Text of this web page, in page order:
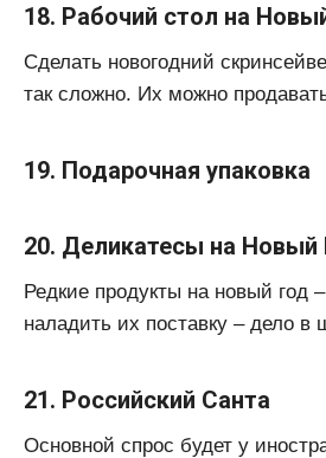
18. Рабочий стол на
Сделать новогодний
так сложно. Их можно
19. Подарочная упаковка
20. Деликатесы на Новый
Редкие продукты на новый год
наладить их поставку – дело в
21. Российский Санта
Основной спрос будет у